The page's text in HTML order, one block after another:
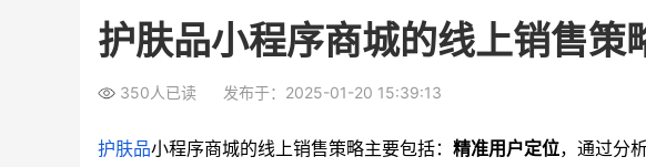
护肤品小程序商城的线上销售策
350人已读 发布于：2025-01-20 15:39:13
护肤品小程序商城的线上销售策略主要包括： 精准用户定位，通过分